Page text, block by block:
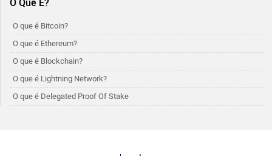
O que é Bitcoin?
O que é Ethereum?
O que é Blockchain?
O que é Lightning Network?
O que é Delegated Proof Of Stake